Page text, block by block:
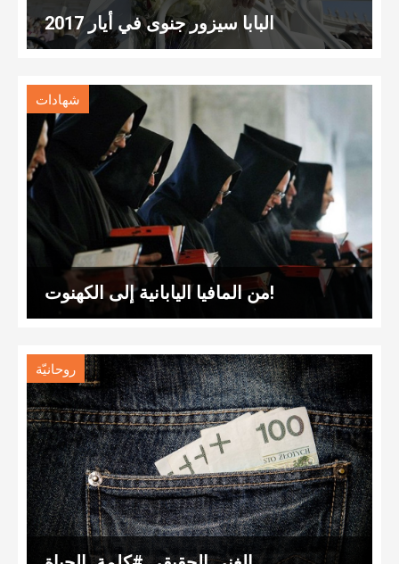
البابا سيزور جنوى في أيار 2017
شهادات
من المافيا اليابانية إلى الكهنوت!
روحانيّة